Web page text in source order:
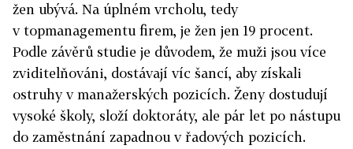
žen ubývá. Na úplném vrcholu, tedy
v topmanagementu firem, je žen jen 19 procent.
Podle závěrů studie je důvodem, že muži jsou více
zviditelňováni, dostávají víc šancí, aby získali
ostruhy v manažerských pozicích. Ženy dostudují
vysoké školy, složí doktoráty, ale pár let po nástupu
do zaměstnání zapadnou v řadových pozicích.